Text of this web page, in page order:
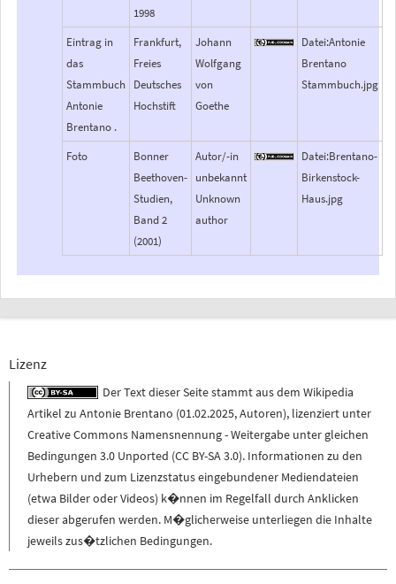
1998
Eintrag in
das
Stammbuch
Antonie
Brentano .
Frankfurt,
Freies
Deutsches
Hochstift
Johann
Wolfgang
von
Goethe
Datei:Antonie
Brentano
Stammbuch.jpg
Foto
Bonner
Beethoven-
Studien,
Band 2
(2001)
Autor/-in
unbekannt
Unknown
author
Datei:Brentano-
Birkenstock-
Haus.jpg
Lizenz
Der Text dieser Seite stammt aus dem Wikipedia
Artikel zu Antonie Brentano (01.02.2025,Autoren), lizenziert unter
Creative Commons Namensnennung - Weitergabe unter gleichen
Bedingungen 3.0 Unported (CC BY-SA 3.0). Informationen zu den
Urhebern und zum Lizenzstatus eingebundener Mediendateien
(etwa Bilder oder Videos) k�nnen im Regelfall durch Anklicken
dieser abgerufen werden. M�glicherweise unterliegen die Inhalte
jeweils zus�tzlichen Bedingungen.